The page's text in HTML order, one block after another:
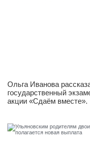
Ольга Иванова
государственный
акции «Сдаём вместе».